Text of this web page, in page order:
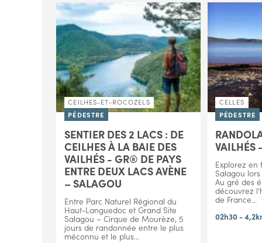
CEILHES-ET-ROCOZELS
PÉDESTRE
SENTIER DES 2 LACS : DE
CEILHES À LA BAIE DES
VAILHÉS - GR® DE PAYS
ENTRE DEUX LACS AVÈNE
– SALAGOU
Entre Parc Naturel Régional du
Haut-Languedoc et Grand Site
Salagou – Cirque de Mourèze, 5
jours de randonnée entre le plus
méconnu et le plus...
CELLES
PÉDESTRE
VAILHÉS
Explorez en
Salagou
Au gré des
découvrez
de France...
02h30 -